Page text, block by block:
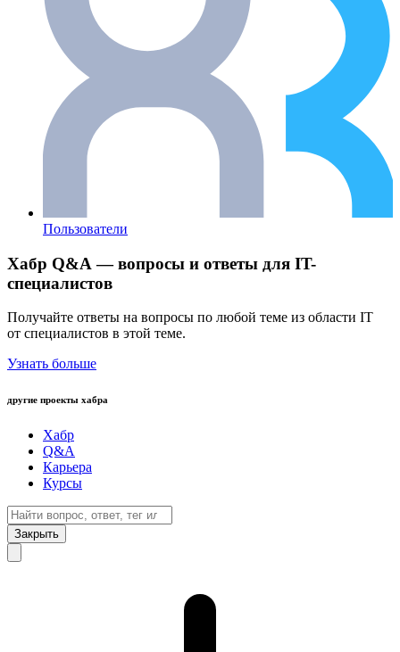
Пользователи
Хабр Q&A — вопросы и ответы для IT-
специалистов
Получайте ответы на вопросы по любой теме из области IT
от специалистов в этой теме.
Узнать больше
другие проекты хабра
Хабр
Q&A
Карьера
Курсы
Закрыть